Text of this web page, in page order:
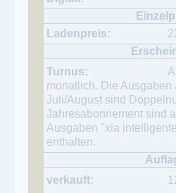
monatlich. Die Ausgaben
Juli/August sind
Jahresabonnement sind
Ausgaben "xia
enthalten.